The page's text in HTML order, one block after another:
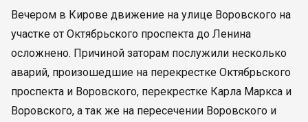
Вечером в Кирове движение на улице Воровского на
участке от Октябрьского проспекта до Ленина
осложнено. Причиной заторам послужили несколько
аварий, произошедшие на перекрестке Октябрьского
проспекта и Воровского, перекрестке Карла Маркса и
Воровского, а так же на пересечении Воровского и